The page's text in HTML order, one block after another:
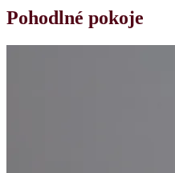
Pohodlné pokoje